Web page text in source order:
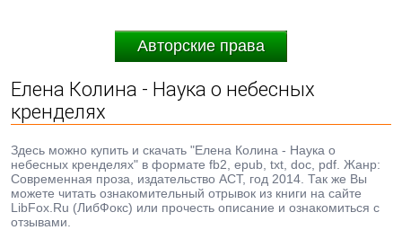
Авторские права
Елена Колина - Наука о небесных
кренделях
Здесь можно купить и скачать "Елена Колина - Наука о
небесных кренделях" в формате fb2, epub, txt, doc, pdf. Жанр:
Современная проза, издательство АСТ, год 2014. Так же Вы
можете читать ознакомительный отрывок из книги на сайте
LibFox.Ru (ЛибФокс) или прочесть описание и ознакомиться с
отзывами.